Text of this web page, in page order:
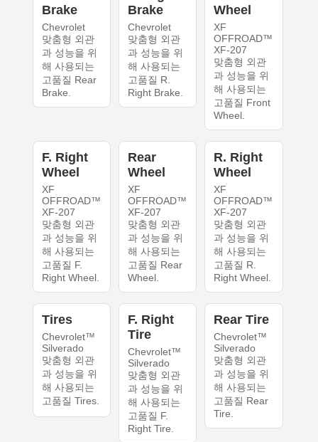
Brake
Chevrolet
맞춤형 외관
과 성능을 위
해 사용되는
고품질 Rear
Brake.
Brake
Chevrolet
맞춤형 외관
과 성능을 위
해 사용되는
고품질 R.
Right Brake.
Wheel
XF
OFFROAD™
XF-207
맞춤형 외관
과 성능을 위
해 사용되는
고품질 Front
Wheel.
F. Right
Wheel
XF
OFFROAD™
XF-207
맞춤형 외관
과 성능을 위
해 사용되는
고품질 F.
Right Wheel.
Rear
Wheel
XF
OFFROAD™
XF-207
맞춤형 외관
과 성능을 위
해 사용되는
고품질 Rear
Wheel.
R. Right
Wheel
XF
OFFROAD™
XF-207
맞춤형 외관
과 성능을 위
해 사용되는
고품질 R.
Right Wheel.
Tires
Chevrolet™
Silverado
맞춤형 외관
과 성능을 위
해 사용되는
고품질 Tires.
F. Right
Tire
Chevrolet™
Silverado
맞춤형 외관
과 성능을 위
해 사용되는
고품질 F.
Right Tire.
Rear Tire
Chevrolet™
Silverado
맞춤형 외관
과 성능을 위
해 사용되는
고품질 Rear
Tire.